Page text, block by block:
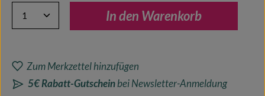
Produkt Anzahl: Gib den gewünschten Wert ein oder
In den Warenkorb
Zum Merkzettel hinzufügen
5€ Rabatt-Gutscheinbei Newsletter-Anmeldung